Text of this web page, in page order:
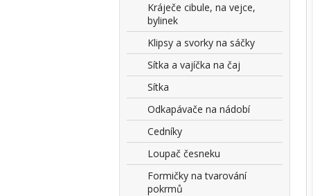
Kráječe cibule, na vejce,
bylinek
Klipsy a svorky na sáčky
Sítka a vajíčka na čaj
Sítka
Odkapávače na nádobí
Cedníky
Loupač česneku
Formičky na tvarování
pokrmů